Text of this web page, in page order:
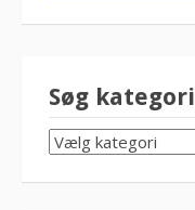
Søg kategori
SØG
KATEGORI